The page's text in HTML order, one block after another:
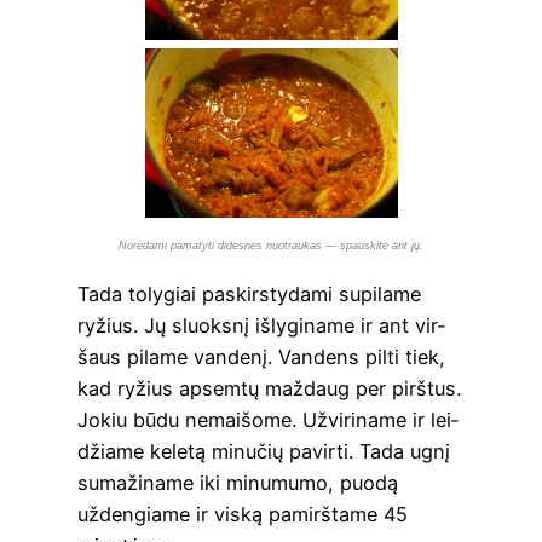
Norė­dami pama­tyti dides­nes nuo­trau­kas — spau­s­ki­te ant jų.
Tada toly­giai paskirs­ty­da­mi supi­la­me
ryžius. Jų sluoks­nį išly­gi­na­me ir ant vir­
šaus pila­me van­de­nį. Van­dens pil­ti tiek,
kad ryžius apsem­tų maž­daug per pirš­tus.
Jokiu būdu nemai­šo­me. Užvi­ri­na­me ir lei­
džia­me kele­tą minu­čių pavir­ti. Tada ugnį
suma­ži­na­me iki minu­mu­mo, puo­dą
užden­gia­me ir vis­ką pamirš­ta­me 45